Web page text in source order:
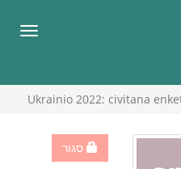
Ukrainio 2022: civitana
סגור